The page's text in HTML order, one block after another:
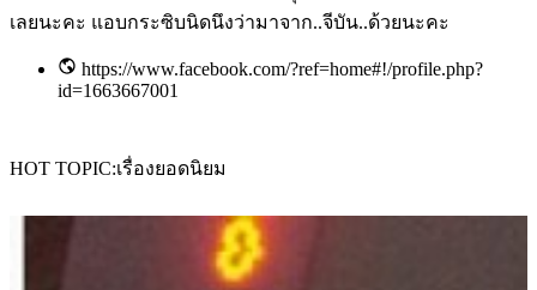
เลยนะคะ แอบกระซิบนิดนึงว่ามาจาก..จีบัน..ด้วยนะคะ
https://www.facebook.com/?ref=home#!/profile.php?
id=1663667001
HOT TOPIC เรื่องยอดนิยม